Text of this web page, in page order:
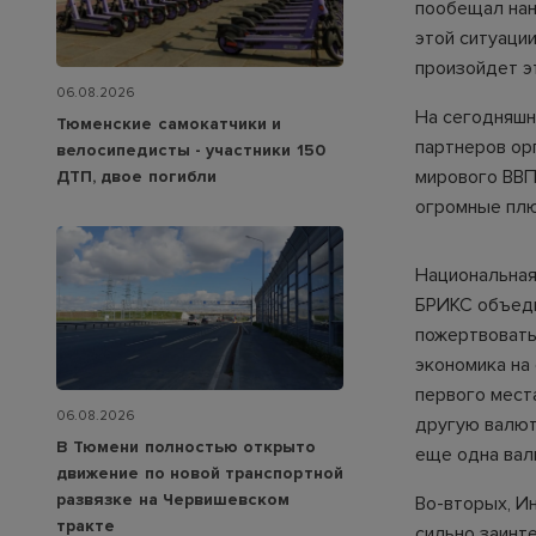
пообещал
этой
произойдет
На
партнеров
мирового
огромные
БРИКС
экономика
первого
другую
еще одна
Во-вторых,
06.08.2026
Тюменские самокатчики и
велосипедисты - участники 150
ДТП, двое погибли
06.08.2026
В Тюмени полностью открыто
движение по новой транспортной
развязке на Червишевском
тракте